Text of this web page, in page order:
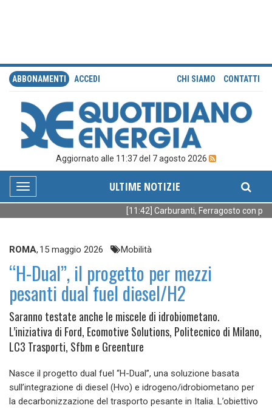
ABBONAMENTI ACCEDI CHI SIAMO CONTATTI
Aggiornato alle 11:37 del 7 agosto 2026
Toggle
navigation
ULTIME NOTIZIE
[11:42] Carburanti, Ferragosto con
ROMA, 15 maggio 2026 Mobilità
“H-Dual”, il progetto per mezzi
pesanti dual fuel diesel/H2
Saranno testate anche le miscele di idrobiometano.
L’iniziativa di Ford, Ecomotive Solutions, Politecnico di Milano,
LC3 Trasporti, Sfbm e Greenture
Nasce il progetto dual fuel “H-Dual”, una soluzione basata
sull’integrazione di diesel (Hvo) e idrogeno/idrobiometano per
la decarbonizzazione del trasporto pesante in Italia. L’obiettivo